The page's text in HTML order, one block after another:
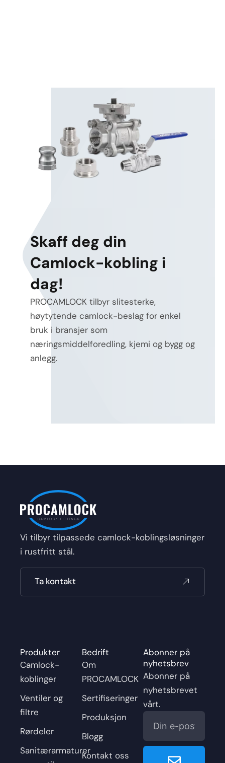
Skaff deg din
Camlock-kobling i
dag!
PROCAMLOCK tilbyr slitesterke,
høytytende camlock-beslag for enkel
bruk i bransjer som
næringsmiddelforedling, kjemi og bygg og
anlegg.
Vi tilbyr tilpassede camlock-koblingsløsninger
i rustfritt stål.
Ta kontakt
Produkter
Camlock-
koblinger
Ventiler og
filtre
Rørdeler
Sanitærarmaturer
Bedrift
Om
PROCAMLOCK
Sertifiseringer
Produksjon
Blogg
Kontakt oss
Abonner på
nyhetsbrev
Abonner på
nyhetsbrevet
vårt.
E-
post
Senden